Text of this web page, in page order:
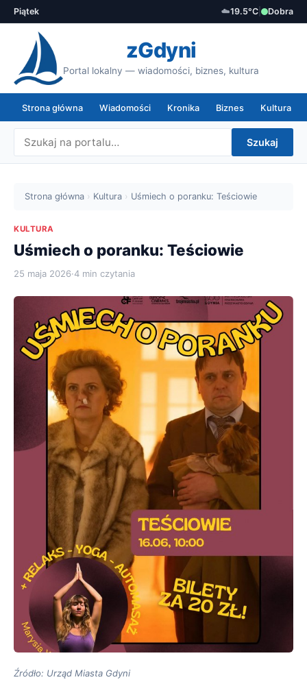
Piątek ☁️19.5°C Dobra
zGdyni
Portal lokalny — wiadomości, biznes, kultura
Strona główna Wiadomości Kronika Biznes Kultura
Szukaj
Strona główna › Kultura › Uśmiech o poranku: Teściowie
KULTURA
Uśmiech o poranku: Teściowie
25 maja 2026·4 min czytania
Źródło: Urząd Miasta Gdyni